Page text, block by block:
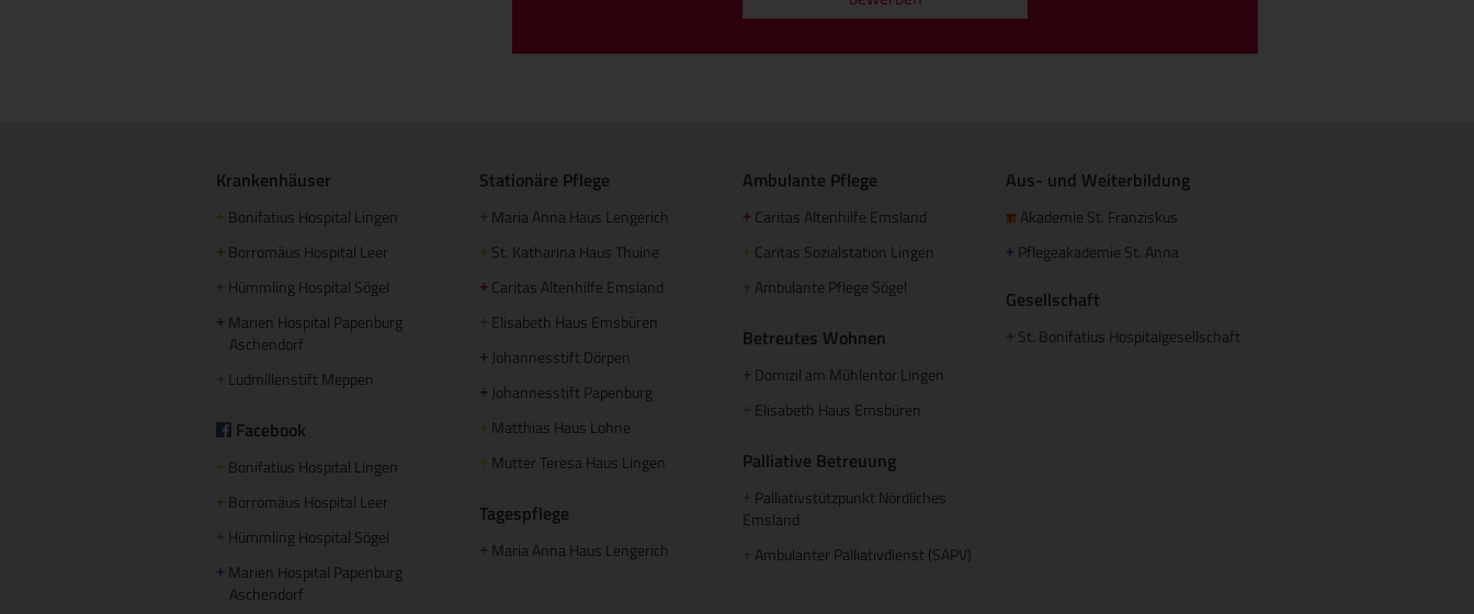
Krankenhäuser
+ Bonifatius Hospital Lingen
+ Borromäus Hospital Leer
+ Hümmling Hospital Sögel
+ Marien Hospital Papenburg
Aschendorf
+ Ludmillenstift Meppen
Facebook
+ Bonifatius Hospital Lingen
+ Borromäus Hospital Leer
+ Hümmling Hospital Sögel
+ Marien Hospital Papenburg
Aschendorf
Stationäre Pflege
+ Maria Anna Haus Lengerich
+ St. Katharina Haus Thuine
+ Caritas Altenhilfe Emsland
Elisabeth Haus Emsbüren
+ Johannesstift Dörpen
+ Johannesstift Papenburg
+ Matthias Haus Lohne
+ Mutter Teresa Haus Lingen
Tagespflege
+ Maria Anna Haus Lengerich
Ambulante Pflege
+ Caritas Altenhilfe Emsland
+ Caritas Sozialstation Lingen
+ Ambulante Pflege Sögel
Betreutes Wohnen
Domizil am Mühlentor Lingen
Elisabeth Haus Emsbüren
Palliative Betreuung
+ Palliativstützpunkt Nördliches
Emsland
+ Ambulanter Palliativdienst (SAPV)
Aus- und Weiterbildung
Akademie St. Franziskus
+ Pflegeakademie St. Anna
Gesellschaft
St. Bonifatius Hospitalgesellschaft